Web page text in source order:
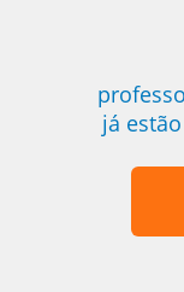
já